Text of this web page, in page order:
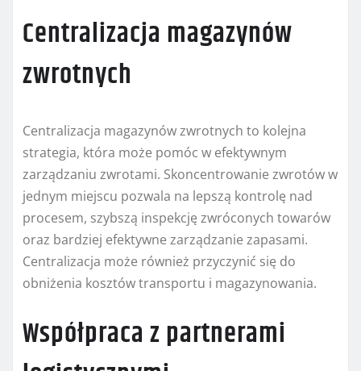
Centralizacja magazynów
zwrotnych
Centralizacja magazynów zwrotnych to kolejna
strategia, która może pomóc w efektywnym
zarządzaniu zwrotami. Skoncentrowanie zwrotów w
jednym miejscu pozwala na lepszą kontrolę nad
procesem, szybszą inspekcję zwróconych towarów
oraz bardziej efektywne zarządzanie zapasami.
Centralizacja może również przyczynić się do
obniżenia kosztów transportu i magazynowania.
Współpraca z partnerami